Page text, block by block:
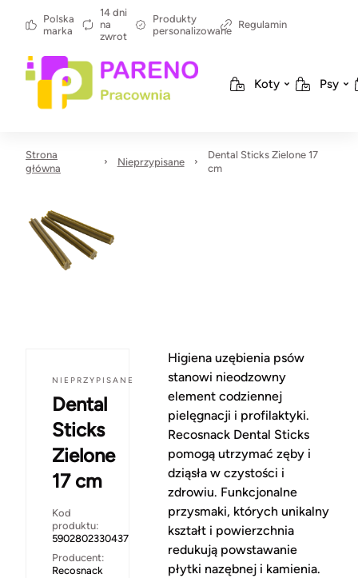
Polska
marka
14 dni
na
zwrot
Produkty
personalizowane Regulamin
Koty Psy
Strona
główna
Nieprzypisane
Dental Sticks Zielone 17
cm
NIEPRZYPISANE
Dental
Sticks
Zielone
17 cm
Kod
produktu:
5902802330437
Producent:
Recosnack
Higiena uzębienia psów
stanowi nieodzowny
element codziennej
pielęgnacji i profilaktyki.
Recosnack Dental Sticks
pomogą utrzymać zęby i
dziąsła w czystości i
zdrowiu. Funkcjonalne
przysmaki, których unikalny
kształt i powierzchnia
redukują powstawanie
płytki nazębnej i kamienia.